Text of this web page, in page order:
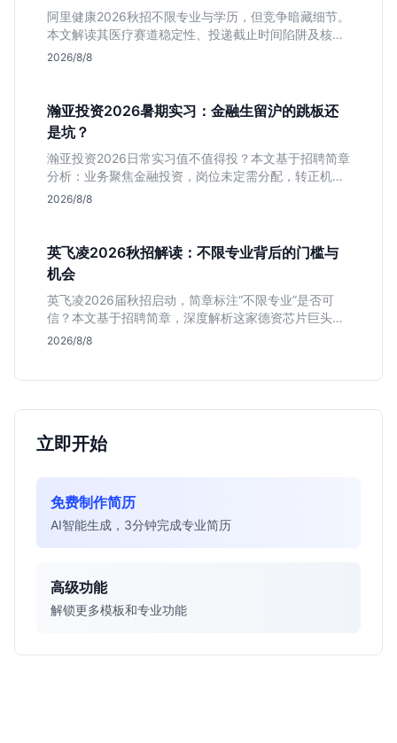
阿里健康2026秋招不限专业与学历，但竞争暗藏细节。
本文解读其医疗赛道稳定性、投递截止时间陷阱及核心
岗位面试节奏，帮应届生判断是否值得投入。
2026/8/8
瀚亚投资2026暑期实习：金融生留沪的跳板还
是坑？
瀚亚投资2026日常实习值不值得投？本文基于招聘简章
分析：业务聚焦金融投资，岗位未定需分配，转正机会
不明确。适合急需上海高含金量实习证明、想接触真实
2026/8/8
英飞凌2026秋招解读：不限专业背后的门槛与
机会
英飞凌2026届秋招启动，简章标注“不限专业”是否可
信？本文基于招聘简章，深度解析这家德资芯片巨头的
行业地位、校招真实门槛及投递策略，助你判断是否值
2026/8/8
立即开始
免费制作简历
AI智能生成，3分钟完成专业简历
高级功能
解锁更多模板和专业功能